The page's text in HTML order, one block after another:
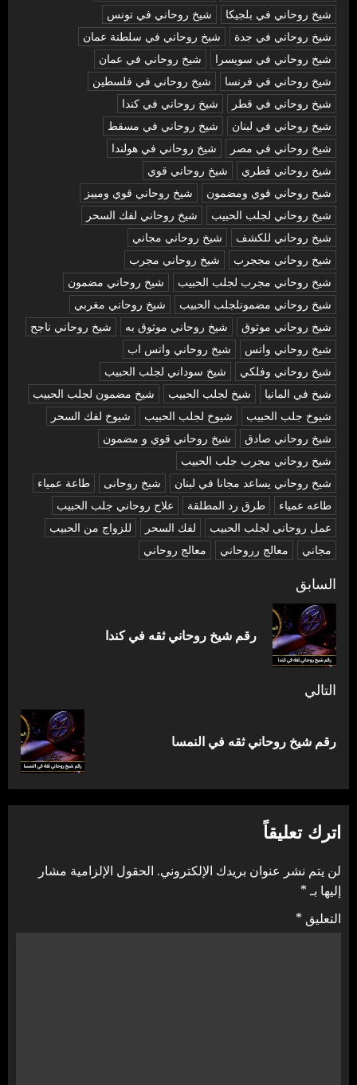
شيخ روحاني في بلجيكا
شيخ روحاني في تونس
شيخ روحاني في جدة
شيخ روحاني في سلطنة عمان
شيخ روحاني في سويسرا
شيخ روحاني في عمان
شيخ روحاني في فرنسا
شيخ روحاني في فلسطين
شيخ روحاني في قطر
شيخ روحاني في كندا
شيخ روحاني في لبنان
شيخ روحاني في مسقط
شيخ روحاني في مصر
شيخ روحاني في هولندا
شيخ روحاني قطري
شيخ روحاني قوي
شيخ روحاني قوي ومضمون
شيخ روحاني قوي ومييز
شيخ روحاني لجلب الحبيب
شيخ روحاني لفك السحر
شيخ روحاني للكشف
شيخ روحاني مجاني
شيخ روحاني مججرب
شيخ روحاني مجرب
شيخ روحاني مجرب لجلب الحبيب
شيخ روحاني مضمون
شيخ روحاني مضمونلجلب الحبيب
شيخ روحاني مغربي
شيخ روحاني موثوق
شيخ روحاني موثوق به
شيخ روحاني ناجح
شيخ روحاني واتس
شيخ روحاني واتس اب
شيخ روحاني وفلكي
شيخ سوداني لجلب الحبيب
شيخ في المانيا
شيخ لجلب الحبيب
شيخ مضمون لجلب الحبيب
شيوخ جلب الحبيب
شيوخ لجلب الحبيب
شيوخ لفك السحر
شیخ روحاني صادق
شیخ روحاني قوي و مضمون
شیخ روحاني مجرب جلب الحبيب
شیخ روحاني يساعد مجانا في لبنان
شیخ روحانی
طاعة عمياء
طاعه عمياء
طرق رد المطلقة
علاج روحاني جلب الحبيب
عمل روحاني لجلب الحبيب
لفك السحر
للزواج من الحبيب
مجاني
معالج رروحاني معالج روحاني
تصفّح
المقالات
السابق
رقم شيخ روحاني ثقه في كندا
التالي
المقالة
رقم شيخ روحاني ثقه في النمسا
اترك تعليقاً
لن يتم نشر عنوان بريدك الإلكتروني. الحقول الإلزامية مشار
إليها بـ*
التعليق *